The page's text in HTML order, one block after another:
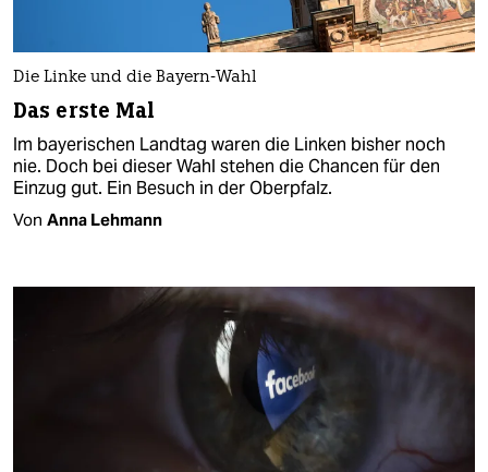
Die Linke und die Bayern-Wahl
Das erste Mal
Im bayerischen Landtag waren die Linken bisher noch
nie. Doch bei dieser Wahl stehen die Chancen für den
Einzug gut. Ein Besuch in der Oberpfalz.
Von Anna Lehmann